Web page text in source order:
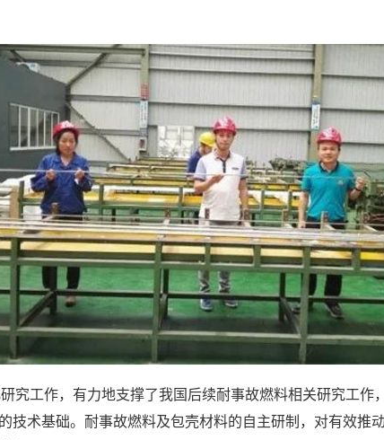
工作，有力地支撑了我国后续耐事故燃料相关研究工作
技术基础。耐事故燃料及包壳材料的自主研制，对有效推